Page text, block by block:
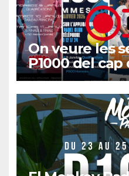
On veure les
P1000 del